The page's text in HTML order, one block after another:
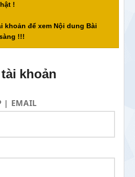
!
khoản để xem Nội dung Bài
!!!
khoản
| EMAIL